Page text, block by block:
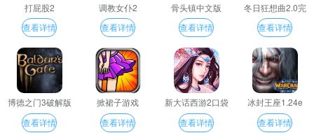
打屁股2
查看详情
调教女仆2
查看详情
骨头镇中文版
查看详情
冬日狂想曲2.0完
整汉化版
查看详情
博德之门3破解版
查看详情
掀裙子游戏
查看详情
新大话西游2口袋
版
查看详情
冰封王座1.24e
查看详情